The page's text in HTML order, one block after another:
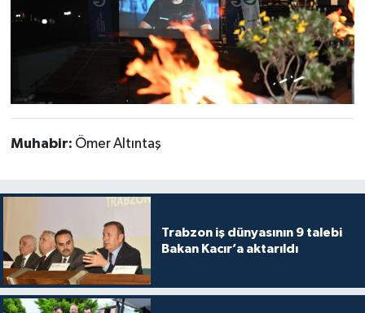
Muhabir: Ömer Altıntaş
Trabzon iş dünyasının 9 talebi
Bakan Kacır’a aktarıldı